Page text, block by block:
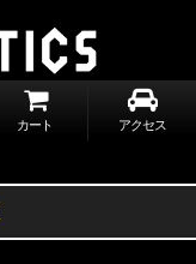
カート アクセス